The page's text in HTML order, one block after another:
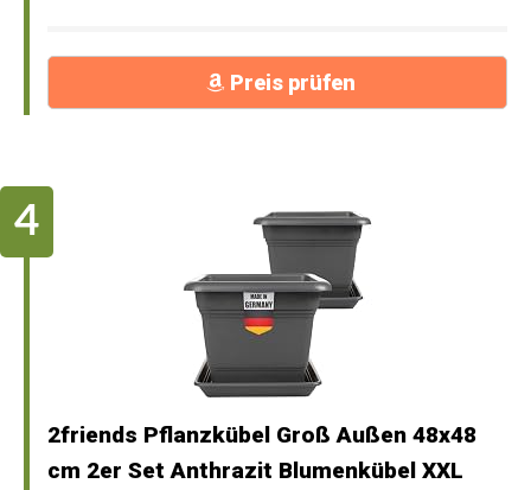
Preis prüfen
2friends Pflanzkübel Groß Außen 48x48
cm 2er Set Anthrazit Blumenkübel XXL